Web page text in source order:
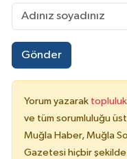
Gönder
Yorum yazarak topluluk
ve tüm sorumluluğu
Muğla Haber, Muğla
Gazetesi hiçbir